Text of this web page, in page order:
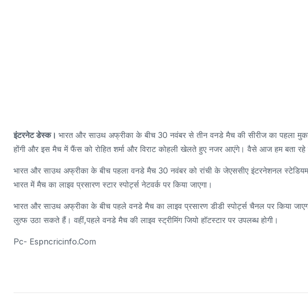
इंटरनेट डेस्क। भारत और साउथ अफ्रीका के बीच 30 नवंबर से तीन वनडे मैच की सीरीज का पहला
होंगी और इस मैच में फैंस को रोहित शर्मा और विराट कोहली खेलते हुए नजर आएंगे। वैसे आज हम
भारत और साउथ अफ्रीका के बीच पहला वनडे मैच 30 नवंबर को रांची के जेएससीए इंटरनेशनल
भारत में मैच का लाइव प्रसारण स्टार स्पोर्ट्स नेटवर्क पर किया जाएगा।
भारत और साउथ अफ्रीका के बीच पहले वनडे मैच का लाइव प्रसारण डीडी स्पोर्ट्स चैनल पर किया
लुत्फ उठा सकते हैं। वहीं,पहले वनडे मैच की लाइव स्ट्रीमिंग जियो हॉटस्टार पर उपलब्ध होगी।
Pc- Espncricinfo.com